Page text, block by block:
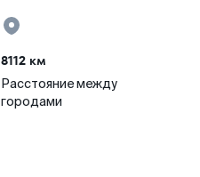
8112 км
Расстояние между
городами